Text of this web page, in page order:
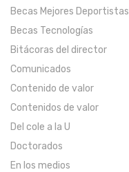
Becas Mejores Deportistas
Becas Tecnologías
Bitácoras del director
Comunicados
Contenido de valor
Contenidos de valor
Del cole a la U
Doctorados
En los medios